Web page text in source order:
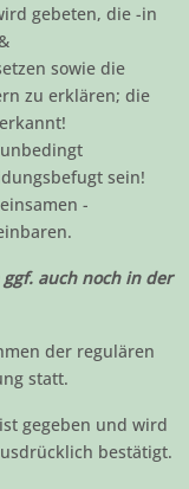
gebeten, die -in
sowie die
zu erklären; die
sein!
-
auch noch in der
der regulären
statt.
gegeben und wird
bestätigt.